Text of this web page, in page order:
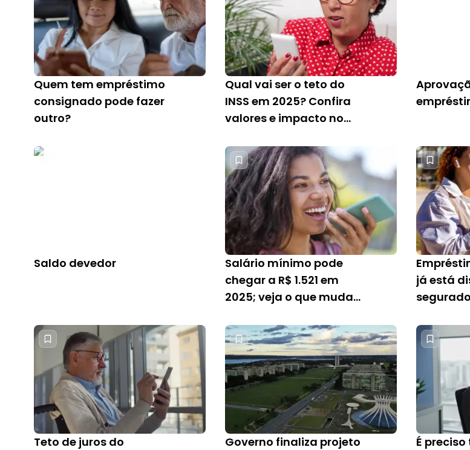
Quem tem empréstimo
consignado pode fazer
outro?
Qual vai ser o teto do
INSS em 2025? Confira
valores e impacto no
Saldo devedor
Salário mínimo pode
chegar a R$ 1.521 em
2025; veja o que muda
já está
Teto de juros do
Governo finaliza projeto
É